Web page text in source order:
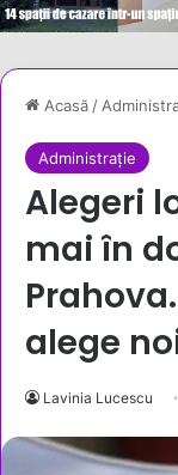
Acasă/
Administrație
Alegeri
mai în
alege
Lavinia Lucescu